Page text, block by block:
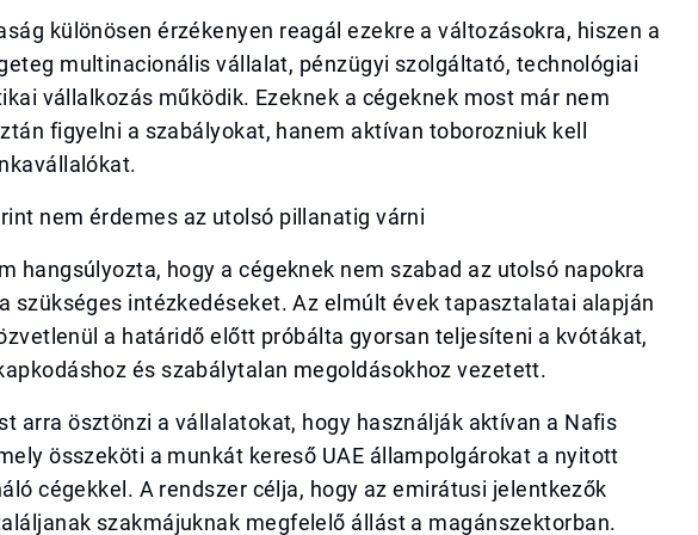
különösen érzékenyen reagál ezekre a változásokra, hiszen a
multinacionális vállalat, pénzügyi szolgáltató, technológiai
vállalkozás működik. Ezeknek a cégeknek most már nem
figyelni a szabályokat, hanem aktívan toborozniuk kell
nem érdemes az utolsó pillanatig várni
hangsúlyozta, hogy a cégeknek nem szabad az utolsó napokra
szükséges intézkedéseket. Az elmúlt évek tapasztalatai alapján
a határidő előtt próbálta gyorsan teljesíteni a kvótákat,
és szabálytalan megoldásokhoz vezetett.
arra ösztönzi a vállalatokat, hogy használják aktívan a Nafis
összeköti a munkát kereső UAE állampolgárokat a nyitott
cégekkel. A rendszer célja, hogy az emirátusi jelentkezők
szakmájuknak megfelelő állást a magánszektorban.